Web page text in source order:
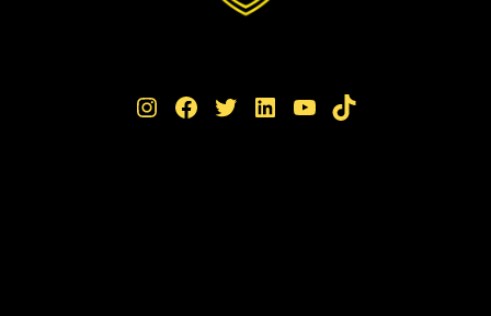
Instagram Facebook Twitter LinkedIn YouTube TikTok